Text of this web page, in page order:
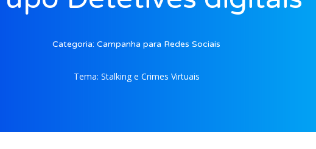
Categoria: Campanha para Redes Sociais
Tema: Stalking e Crimes Virtuais